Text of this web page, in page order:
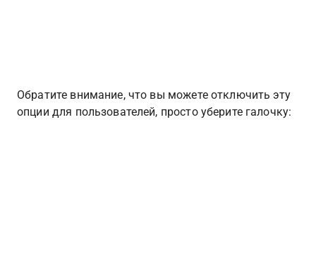
Обратите внимание, что вы можете отключить эту
опции для пользователей, просто уберите галочку: